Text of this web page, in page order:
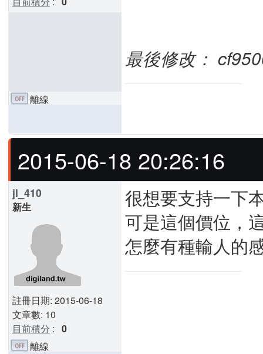
最後修改：
離線
2015-06-18 20:26:16
jl_410
新生
註冊日期: 2015-06-18
文章數: 10
目前積分 : 0
很想要支持一下
可是這個價位，
怎麼有種輸人的
離線